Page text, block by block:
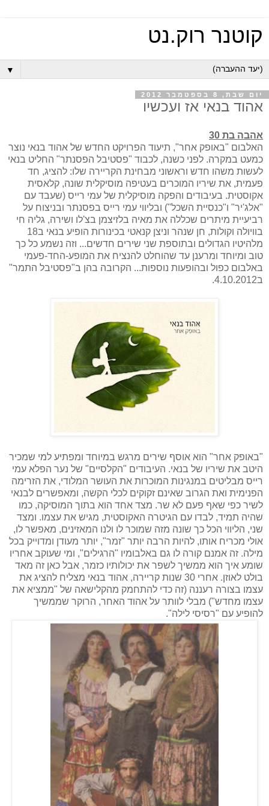
קוטנר רוק.נט
▼
יום שבת, 8 בספטמבר 2012
אהוד בנאי אז ועכשיו
אהבה בת 30
האלבום "באופק אחר", תיעוד הפרויקט החדש של אהוד בנאי נוצר
כמעט במקרה. לפני כשנה, לכבוד "פסטיבל הפסנתר" החליט בנאי
לעשות משהו חדש וראשוני מבחינת הקריירה שלו: להציג, חד
פעמית, את שיריו המוכרים בעטיפה מוסיקלית שונה, קלאסית
אקוסטית. בעיבודים והפקה מוסיקלית של עמי רייס (שעבד עם
"אלג'יר" ו"כנסיית השכל") ובליווי עמי רייס בפסנתר ובניצוח על
רביעיית מיתרים שכללה את מאיה בלזיצמן בצ'לו ושירה, גליה חי
בוויולה וקולות, חן שנהר וניצן קנאטי בכינורות הופיע בנאי ב18
מלהיטיו הגדולים ובתוספת שני שירים חדשים... וזה נשמע כל כך
טוב ומיוחד ומרענן עד שהוחלט להנציח את המופע-החד-פעמי
באלבום כפול ובהופעות נוספות... הקרובה בהן ב"פסטיבל התמר"
ב4.10.2012.
"באופק אחר" הוא אוסף שירים מרגש במיוחד ומפתיע למי שמכיר
היטב את שיריו של בנאי. העיבודים "הקלסיים" של נער הפלא עמי
רייס מבליטים במנגינות המוכרות את העושר המלודי, את הזרימה
הפנימית ואת הגרוב שאינם זקוקים לכלי הקשה, ומאפשרים לבנאי
לשיר כפי שאף פעם לא שר. מצד אחד הוא בתוך המוסיקה, כמו
שהיה תמיד, לבדו עם הגיטרה האקוסטית, מגיש את עצמו. ומצד
שני, הליווי הכל כך שונה מזה שמוכר לו ולנו המאזינים, מאפשר לו,
אולי מכריח אותו, להיות הרבה יותר "זמר", יותר מעודן ומדוייק בכל
מילה. זה אמנם קורה לו גם באלבומיו "הרגילים", ומי שעוקב אחריו
שומע איך הוא ממשיך לשפר את יכולותיו כזמר, אבל כאן זה מאד
בולט לאוזן. אחרי 30 שנות קריירה, אהוד בנאי מצליח להציג את
עצמו בצורה רעננה (זה כדי להתחמק מהקלישאה של "ממציא את
עצמו מחדש") מבלי לוותר על אהוד האחר, הרוקר שממשיך
להופיע עם "רסיסי לילה".